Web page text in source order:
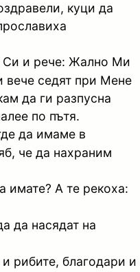
куци да
Си и рече: Жално Ми
вече седят при Мене
да ги разпусна
по пътя.
да имаме в
че да нахраним
имате? А те рекоха:
да насядат на
рибите, благодари и